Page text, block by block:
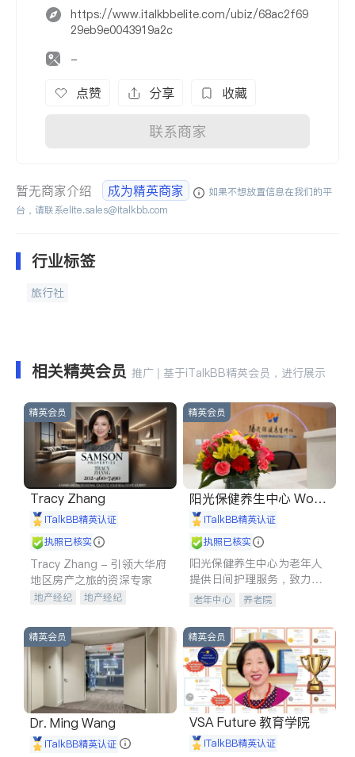
https://www.italkbbelite.com/ubiz/68ac2f69
29eb9e0043919a2c
-
点赞 分享 收藏
联系商家
暂无商家介绍 成为精英商家
如果不想放置信息在我们的平
台，请联系elite.sales@italkbb.com
行业标签
旅行社
相关精英会员 推广 | 基于iTalkBB精英会员，进行展示
精英会员
Tracy Zhang
iTalkBB精英认证
执照已核实
Tracy Zhang - 引领大华府
地区房产之旅的资深专家
地产经纪
地产经纪
商铺租售
开发商建商
精英会员
阳光保健养生中心 World
shine
iTalkBB精英认证
执照已核实
阳光保健养生中心为老年人
提供日间护理服务，致力于
通过持续的护理创新来有效
老年中心 养老院
精英会员
Dr. Ming Wang
iTalkBB精英认证
精英会员
VSA Future 教育学院
iTalkBB精英认证